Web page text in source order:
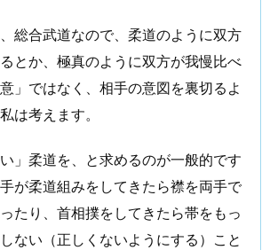
総合武道なので、柔道のように双方
とか、極真のように双方が我慢比べ
」ではなく、相手の意図を裏切るよ
は考えます。
」柔道を、と求めるのが一般的です
が柔道組みをしてきたら襟を両手で
たり、首相撲をしてきたら帯をもっ
ない（正しくないようにする）こと